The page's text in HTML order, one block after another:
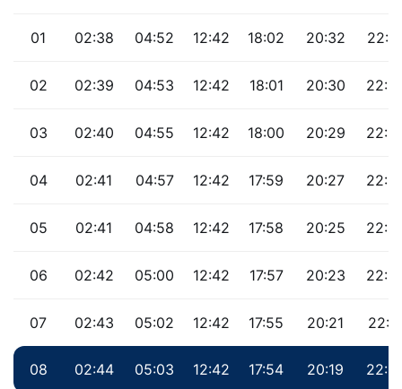
01 02:38 04:52 12:42 18:02 20:32
02 02:39 04:53 12:42 18:01 20:30
03 02:40 04:55 12:42 18:00 20:29
04 02:41 04:57 12:42 17:59 20:27
05 02:41 04:58 12:42 17:58 20:25
06 02:42 05:00 12:42 17:57 20:23
07 02:43 05:02 12:42 17:55 20:21
08 02:44 05:03 12:42 17:54 20:19